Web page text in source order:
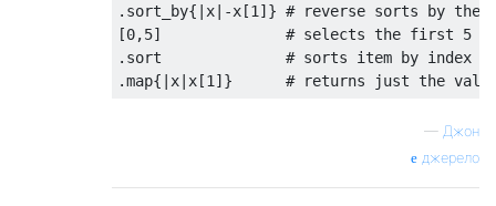
.sort_by{|x|-x[1]} # reverse sorts by the
[0,5]              # selects the first 5
.sort              # sorts item by index
— Джон
джерело